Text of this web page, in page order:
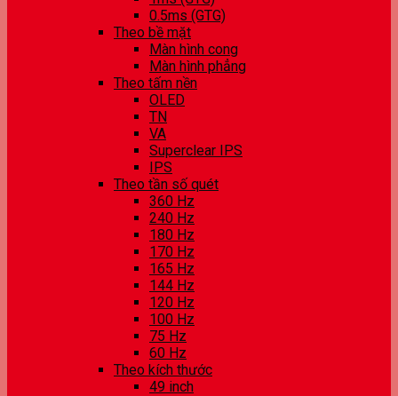
0.5ms (GTG)
Theo bề mặt
Màn hình cong
Màn hình phẳng
Theo tấm nền
OLED
TN
VA
Superclear IPS
IPS
Theo tần số quét
360 Hz
240 Hz
180 Hz
170 Hz
165 Hz
144 Hz
120 Hz
100 Hz
75 Hz
60 Hz
Theo kích thước
49 inch